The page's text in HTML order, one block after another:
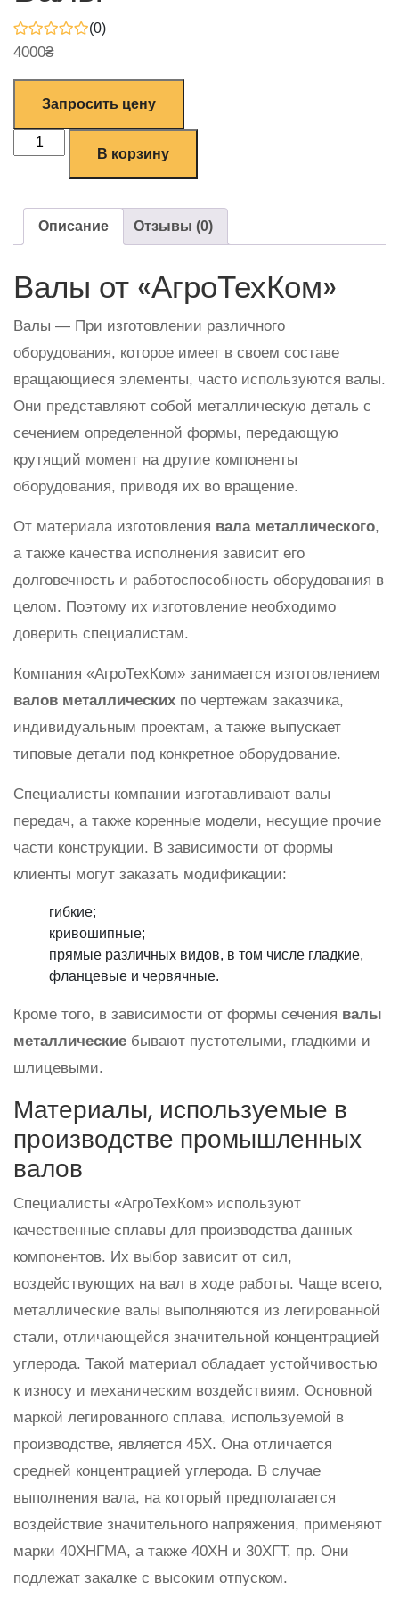
(0)
4000₴
Запросить цену
В корзину
Описание Отзывы (0)
Валы от «АгроТехКом»
Валы — При изготовлении различного
оборудования, которое имеет в своем составе
вращающиеся элементы, часто используются валы.
Они представляют собой металлическую деталь с
сечением определенной формы, передающую
крутящий момент на другие компоненты
оборудования, приводя их во вращение.
От материала изготовления вала металлического,
а также качества исполнения зависит его
долговечность и работоспособность оборудования в
целом. Поэтому их изготовление необходимо
доверить специалистам.
Компания «АгроТехКом» занимается изготовлением
валов металлических по чертежам заказчика,
индивидуальным проектам, а также выпускает
типовые детали под конкретное оборудование.
Специалисты компании изготавливают валы
передач, а также коренные модели, несущие прочие
части конструкции. В зависимости от формы
клиенты могут заказать модификации:
гибкие;
кривошипные;
прямые различных видов, в том числе гладкие,
фланцевые и червячные.
Кроме того, в зависимости от формы сечения валы
металлические бывают пустотелыми, гладкими и
шлицевыми.
Материалы, используемые в
производстве промышленных
валов
Специалисты «АгроТехКом» используют
качественные сплавы для производства данных
компонентов. Их выбор зависит от сил,
воздействующих на вал в ходе работы. Чаще всего,
металлические валы выполняются из легированной
стали, отличающейся значительной концентрацией
углерода. Такой материал обладает устойчивостью
к износу и механическим воздействиям. Основной
маркой легированного сплава, используемой в
производстве, является 45Х. Она отличается
средней концентрацией углерода. В случае
выполнения вала, на который предполагается
воздействие значительного напряжения, применяют
марки 40ХНГМА, а также 40ХН и 30ХГТ, пр. Они
подлежат закалке с высоким отпуском.